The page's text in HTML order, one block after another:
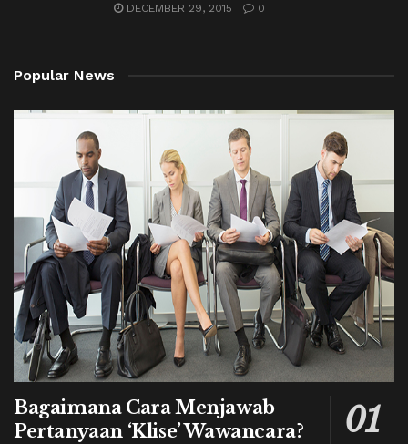
DECEMBER 29, 2015
0
Popular News
Bagaimana Cara Menjawab
Pertanyaan ‘Klise’ Wawancara?